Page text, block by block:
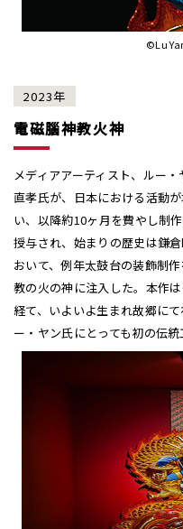
©Lu
2023年
電磁腦神教火神
メディアアーティスト、ルー
直孝氏が、日本における活動
い、以降約10ヶ月を費やし制
授与され、始まりの歴史は鎌
おいて、例年太鼓台の装飾制
教の火の神に注入した。本作
経て、いよいよ生まれ故郷に
ー・ヤン氏にとっても初の伝統